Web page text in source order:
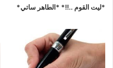
*ليت القوم ..!!* *الطاهر ساتي*